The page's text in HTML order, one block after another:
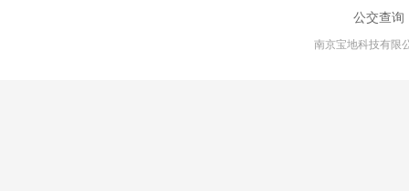
公交查询
南京宝地科技有限